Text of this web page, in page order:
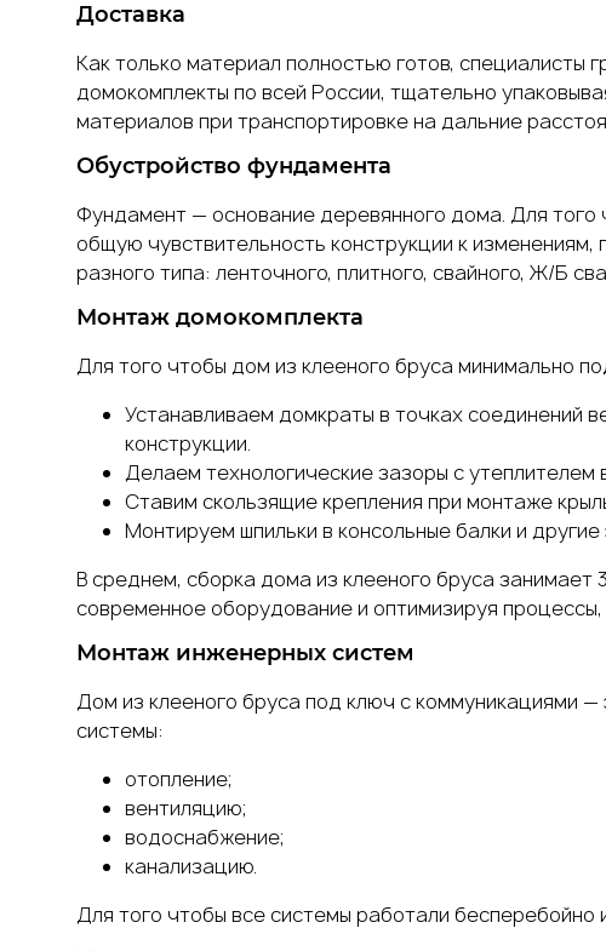
Доставка
Как только материал полностью готов, специалисты
домокомплекты по всей России, тщательно
материалов при транспортировке на дальние
Обустройство фундамента
Фундамент — основание деревянного дома. Для того
общую чувствительность конструкции к
разного типа: ленточного, плитного, свайного, Ж/Б
Монтаж домокомплекта
Для того чтобы дом из клееного бруса минимально
Устанавливаем домкраты в точках соединений
конструкции.
Делаем технологические зазоры с
Ставим скользящие крепления при монтаже
Монтируем шпильки в консольные балки и
В среднем, сборка дома из клееного бруса занимает
современное оборудование и оптимизируя
Монтаж инженерных систем
Дом из клееного бруса под ключ с коммуникациями —
системы:
отопление;
вентиляцию;
водоснабжение;
канализацию.
Для того чтобы все системы работали